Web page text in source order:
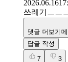
2026.06.16
쓰레기ㅡㅡ
댓글 더보기
답글 작성
7 3